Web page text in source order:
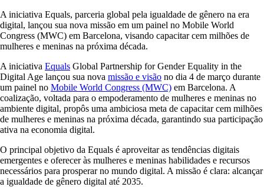
A iniciativa Equals, parceria global pela igualdade de gênero na era
digital, lançou sua nova missão em um painel no Mobile World
Congress (MWC) em Barcelona, visando capacitar cem milhões de
mulheres e meninas na próxima década.
A iniciativa Equals Global Partnership for Gender Equality in the
Digital Age lançou sua nova missão e visão no dia 4 de março durante
um painel no Mobile World Congress (MWC) em Barcelona. A
coalização, voltada para o empoderamento de mulheres e meninas no
ambiente digital, propôs uma ambiciosa meta de capacitar cem milhões
de mulheres e meninas na próxima década, garantindo sua participação
ativa na economia digital.
O principal objetivo da Equals é aproveitar as tendências digitais
emergentes e oferecer às mulheres e meninas habilidades e recursos
necessários para prosperar no mundo digital. A missão é clara: alcançar
a igualdade de gênero digital até 2035.